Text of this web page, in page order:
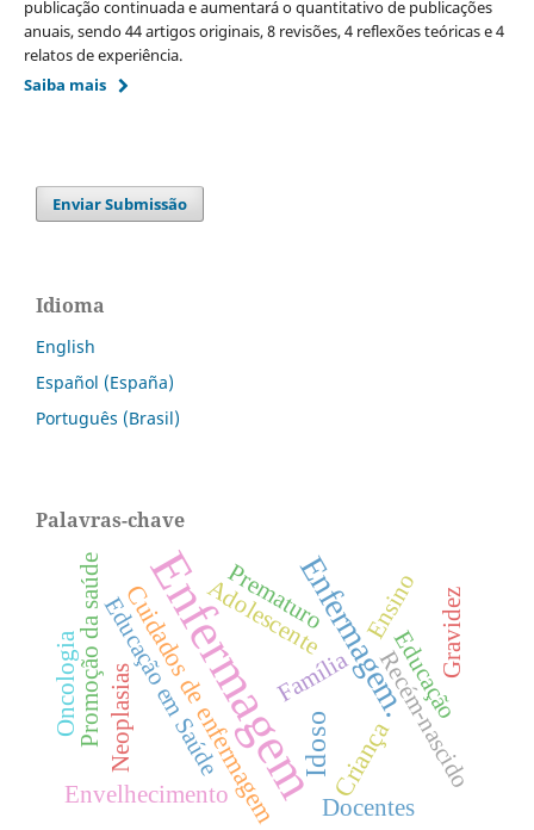
publicação continuada e aumentará o quantitativo de publicações
anuais, sendo 44 artigos originais, 8 revisões, 4 reflexões teóricas e 4
relatos de experiência.
Saiba mais
Enviar Submissão
Idioma
English
Español (España)
Português (Brasil)
Palavras-chave
EnfermagemEnfermagem.
Idoso
Cuidados de enfermagem Criança
Educação em Saúde
Envelhecimento
Adolescente
Família
Ensino
Recém-nascido
Neoplasias
Promoção da saúde
Oncologia
Docentes
Prematuro
Educação
Gravidez